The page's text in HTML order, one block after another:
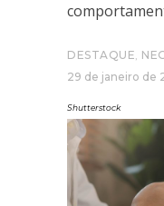
DESTAQUE,
29 de janeiro de
Shutterstock